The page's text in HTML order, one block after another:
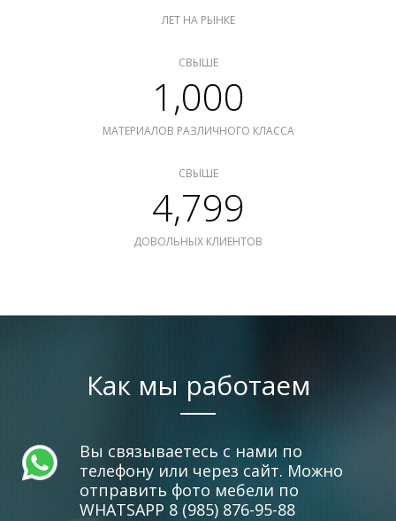
ЛЕТ НА РЫНКЕ
СВЫШЕ
1,000
МАТЕРИАЛОВ РАЗЛИЧНОГО КЛАССА
СВЫШЕ
4,799
ДОВОЛЬНЫХ КЛИЕНТОВ
Как мы работаем
Вы связываетесь с нами по
телефону или через сайт. Можно
отправить фото мебели по
WHATSAPP 8 (985) 876-95-88